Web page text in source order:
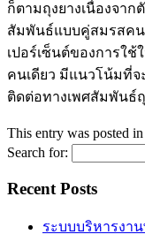
ก็ตามถุงยางเนื่องจาก
สัมพันธ์แบบคู่สมรสคน
เปอร์เซ็นต์ของการใ
คนเดียว มีแนวโน้มที่จ
ติดต่อทางเพศสัมพันธ์ถุ
This entry was posted in
Search for:
Recent Posts
ระบบบริหารงา